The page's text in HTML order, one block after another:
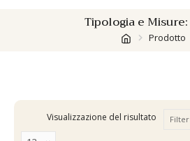
Tipologia e Misure:
Prodotto
Visualizzazione del risultato Filter